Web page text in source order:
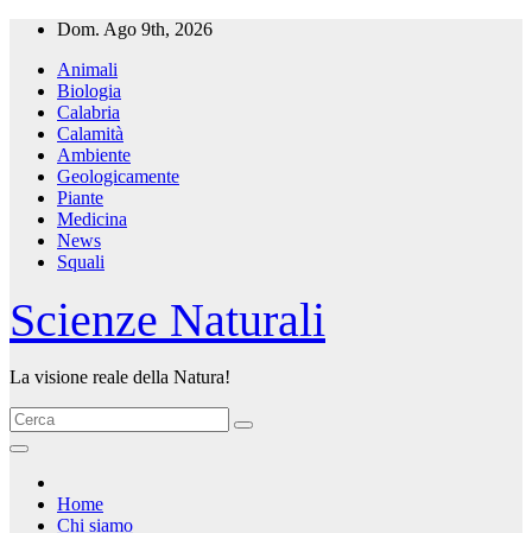
Salta
contenuto
Dom. Ago 9th, 2026
Animali
Biologia
Calabria
Calamità
Ambiente
Geologicamente
Piante
Medicina
News
Squali
Scienze Naturali
La visione reale della Natura!
Home
Chi siamo